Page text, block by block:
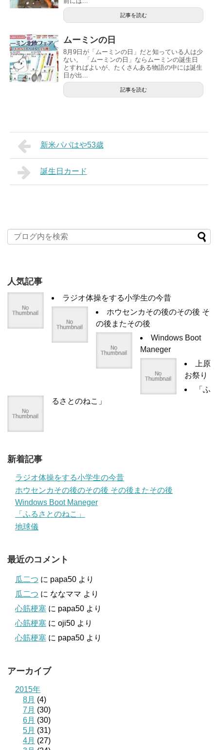
記事を読む
ムーミンの日
8月9日が「ムーミンの日」だと知っている人は少
ない。 「ムーミンの日」ならムーミンの誕生日
とすればよいが、たくさんある物語の中には誕生
日が出...
記事を読む
新米パパはや53歳
誕生日カード
人気記事
ラジオ体操をする小学生の今昔
ホウセンカその後のその後 そ
の後またその後
Windows Boot
Maneger
上原
お祭り
「ふ
るさとのねこ」
新着記事
ラジオ体操をする小学生の今昔
ホウセンカその後のその後 その後またその後
Windows Boot Maneger
「ふるさとのねこ」
地球儀
最近のコメント
瓜二つ に papa50 より
瓜二つ に ななママ より
心筋梗塞 に papa50 より
心筋梗塞 に oji50 より
心筋梗塞 に papa50 より
アーカイブ
2015年
8月 (4)
7月 (30)
6月 (30)
5月 (31)
4月 (27)